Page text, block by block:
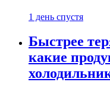
1 день спустя
Быстрее
какие